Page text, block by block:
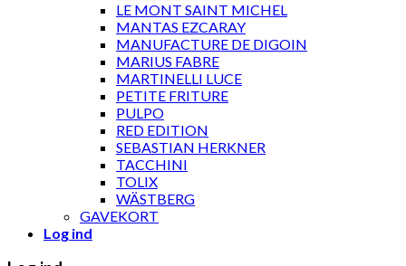
LE MONT SAINT MICHEL
MANTAS EZCARAY
MANUFACTURE DE DIGOIN
MARIUS FABRE
MARTINELLI LUCE
PETITE FRITURE
PULPO
RED EDITION
SEBASTIAN HERKNER
TACCHINI
TOLIX
WÄSTBERG
GAVEKORT
Log ind